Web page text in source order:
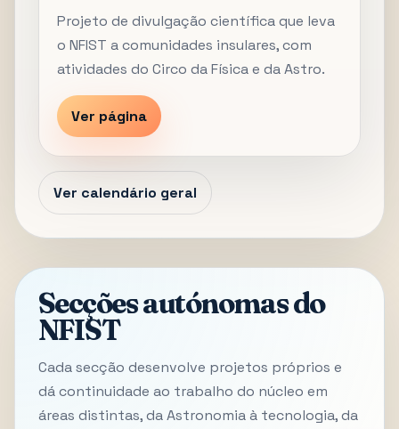
Projeto de divulgação científica que leva
o NFIST a comunidades insulares, com
atividades do Circo da Física e da Astro.
Ver página
Ver calendário geral
Secções autónomas do
NFIST
Cada secção desenvolve projetos próprios e
dá continuidade ao trabalho do núcleo em
áreas distintas, da Astronomia à tecnologia, da